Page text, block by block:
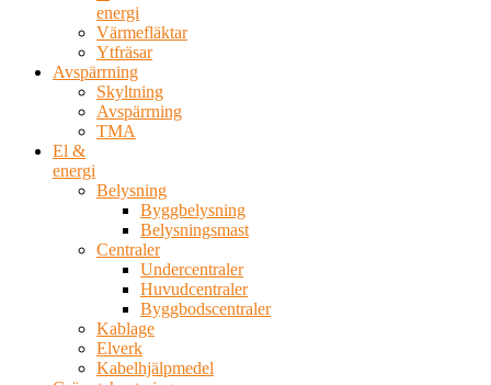
energi
Värmefläktar
Ytfräsar
Avspärrning
Skyltning
Avspärrning
TMA
El &
energi
Belysning
Byggbelysning
Belysningsmast
Centraler
Undercentraler
Huvudcentraler
Byggbodscentraler
Kablage
Elverk
Kabelhjälpmedel